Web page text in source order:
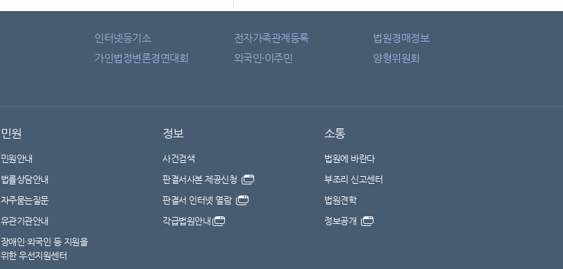
인터넷등기소 전자가족관계등록
법원경매정보
가인법정변론경연대회 외국인·이주민
양형위원회
민원
민원안내
법률상담안내
자주묻는질문
유관기관안내
장애인·외국인 등 지원을
위한 우선지원센터
정보
사건검색
판결서사본 제공신청
판결서 인터넷 열람
각급법원안내
소통
법원에 바란다
부조리 신고센터
법원견학
정보공개